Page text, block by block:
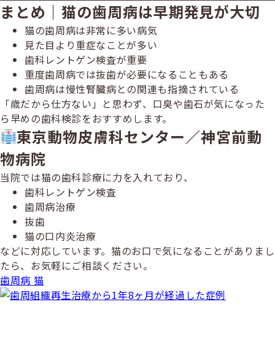
まとめ｜猫の歯周病は早期発見が大切
猫の歯周病は非常に多い病気
見た目より重症なことが多い
歯科レントゲン検査が重要
重度歯周病では抜歯が必要になることもある
歯周病は慢性腎臓病との関連も指摘されている
「歳だから仕方ない」と思わず、口臭や歯石が気になった
ら早めの歯科検診をおすすめします。
東京動物皮膚科センター／神宮前動
物病院
当院では猫の歯科診療に力を入れており、
歯科レントゲン検査
歯周病治療
抜歯
猫の口内炎治療
などに対応しています。猫のお口で気になることがありまし
たら、お気軽にご相談ください。
歯周病 猫